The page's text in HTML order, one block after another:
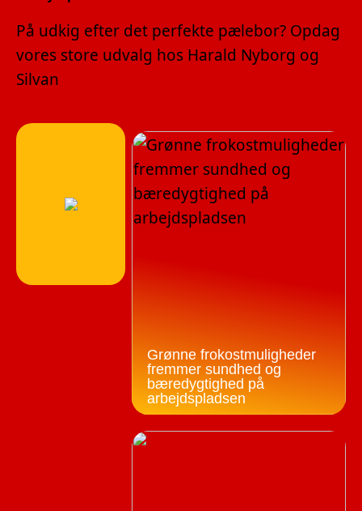
På udkig efter det perfekte pælebor? Opdag
vores store udvalg hos Harald Nyborg og
Silvan
Grønne frokostmuligheder
fremmer sundhed og
bæredygtighed på
arbejdspladsen